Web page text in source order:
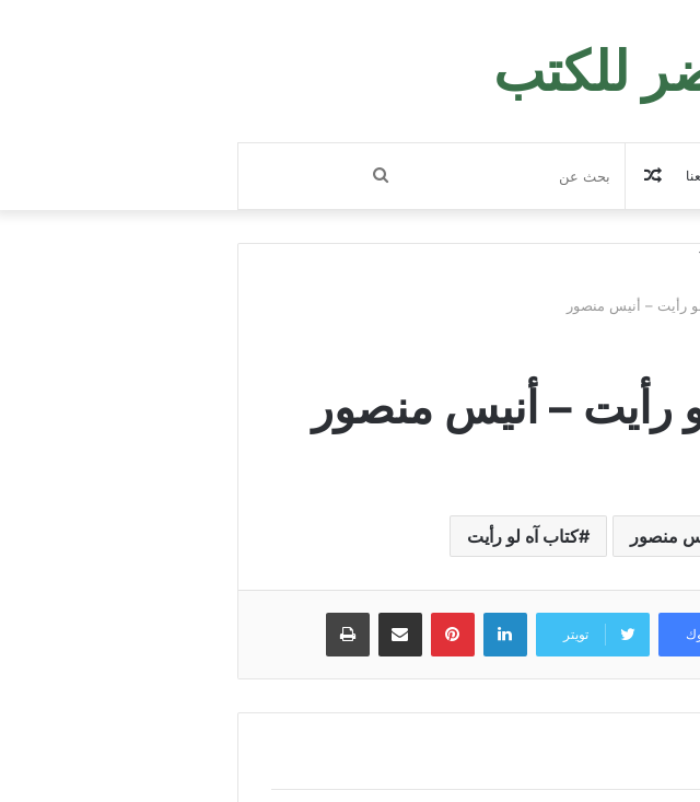
للكتب
بحث
عن
مقال
عشوائي
رأيت – أنيس منصور
رأيت – أنيس منصور
منصور كتاب آه لو رأيت
تويتر
لينكدإن بينتيريستمشاركة عبر البريد طباعة